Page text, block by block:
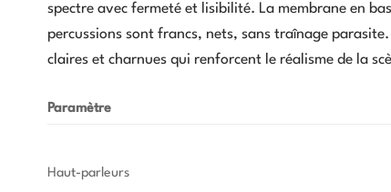
spectre avec fermeté et lisibilité. La membrane en
percussions sont francs, nets, sans traînage
claires et charnues qui renforcent le réalisme de la
Paramètre
Haut-parleurs